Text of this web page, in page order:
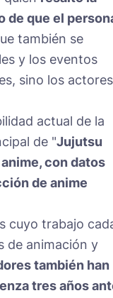
de que el
también se
y los eventos
sino los actores
actual de la
de "Jujutsu
con datos
de anime
cuyo trabajo
de animación y
también han
tres años